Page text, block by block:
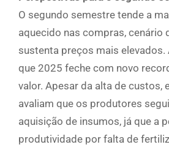
O segundo semestre tende a
aquecido nas compras, cenário
sustenta preços mais elevados.
que 2025 feche com novo
valor. Apesar da alta de custos,
avaliam que os produtores
aquisição de insumos, já que a
produtividade por falta de